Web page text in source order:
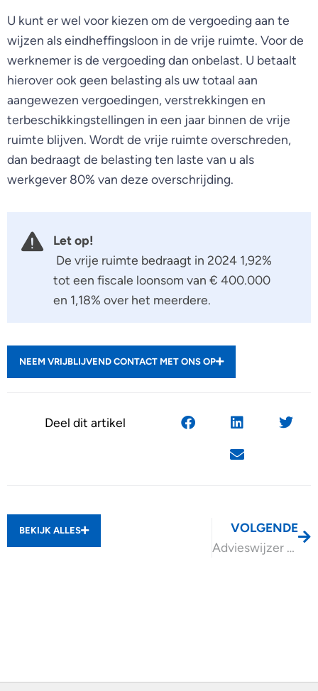
U kunt er wel voor kiezen om de vergoeding aan te
wijzen als eindheffingsloon in de vrije ruimte. Voor de
werknemer is de vergoeding dan onbelast. U betaalt
hierover ook geen belasting als uw totaal aan
aangewezen vergoedingen, verstrekkingen en
terbeschikkingstellingen in een jaar binnen de vrije
ruimte blijven. Wordt de vrije ruimte overschreden,
dan bedraagt de belasting ten laste van u als
werkgever 80% van deze overschrijding.
Let op!
De vrije ruimte bedraagt in 2024 1,92%
tot een fiscale loonsom van € 400.000
en 1,18% over het meerdere.
NEEM VRIJBLIJVEND CONTACT MET ONS OP
Deel dit artikel
BEKIJK ALLES
VOLGENDE
Advieswijzer Overstappen naar een bv